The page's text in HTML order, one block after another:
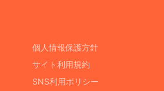
個人情報保護方針
サイト利用規約
SNS利用ポリシー